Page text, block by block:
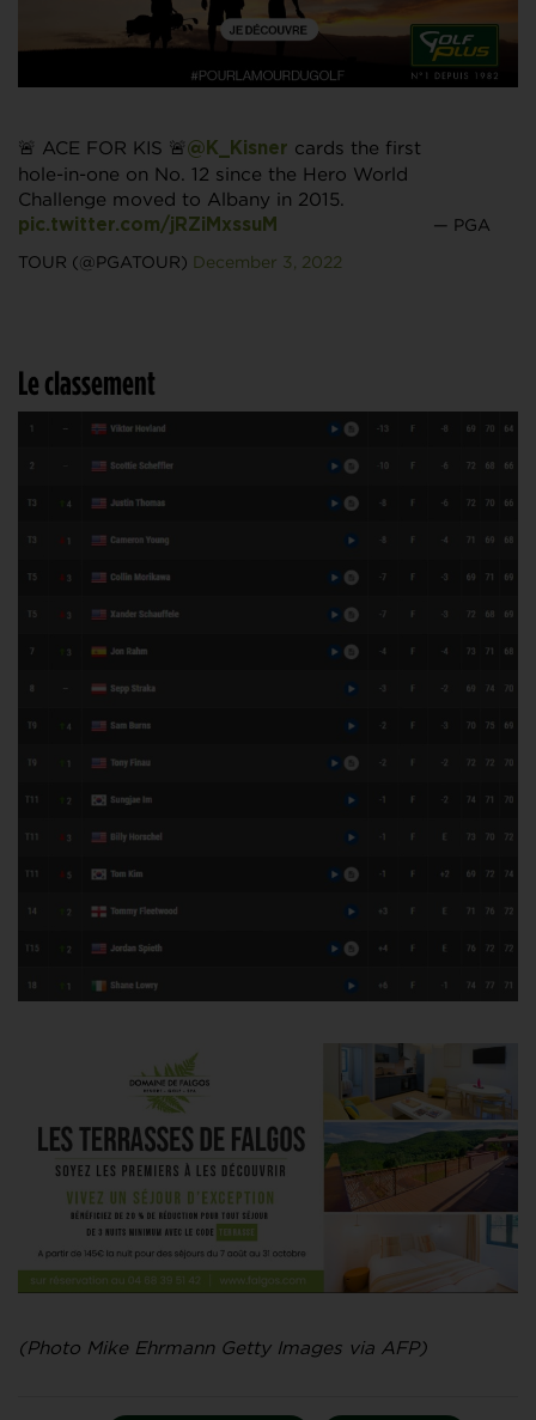
🚨 ACE FOR KIS 🚨 @K_Kisner cards the first
hole-in-one on No. 12 since the Hero World
Challenge moved to Albany in 2015.
pic.twitter.com/jRZiMxssuM — PGA
TOUR (@PGATOUR) December 3, 2022
Le classement
(Photo Mike Ehrmann Getty Images via AFP)